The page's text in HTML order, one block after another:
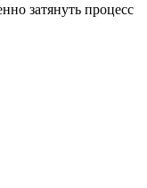
затянуть процесс